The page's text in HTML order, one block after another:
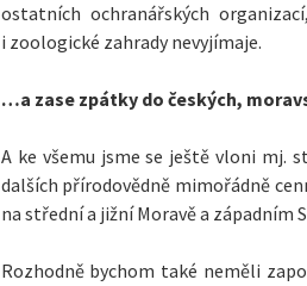
ostatních ochranářských
i zoologické zahrady nevyjímaje.
…a zase zpátky do českých,
A ke všemu jsme se ještě vloni mj.
dalších přírodovědně mimořádně
na střední a jižní Moravě a západním
Rozhodně bychom také neměli